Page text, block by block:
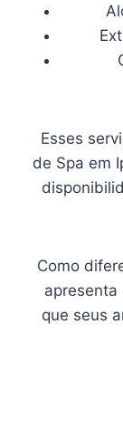
Esses
de Spa em
Como
apresenta
que seus